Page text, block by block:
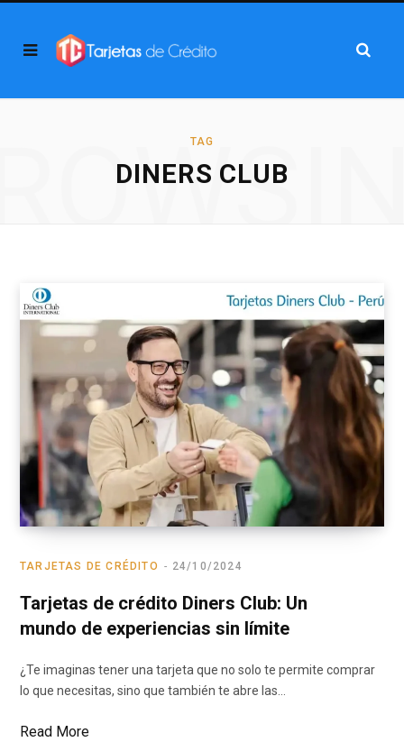
TAG
DINERS CLUB
TARJETAS DE CRÉDITO 24/10/2024
Tarjetas de crédito Diners Club: Un
mundo de experiencias sin límite
¿Te imaginas tener una tarjeta que no solo te permite comprar
lo que necesitas, sino que también te abre las…
Read More